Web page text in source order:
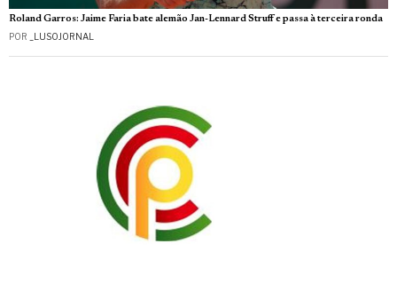
Roland Garros: Jaime Faria bate alemão Jan-Lennard Struff e passa à terceira ronda
POR _LUSOJORNAL